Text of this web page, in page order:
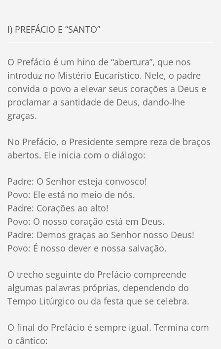
I) PREFÁCIO E “SANTO”
O Prefácio é um hino de “abertura”, que nos
introduz no Mistério Eucarístico. Nele, o padre
convida o povo a elevar seus corações a Deus e
proclamar a santidade de Deus, dando-lhe
graças.
No Prefácio, o Presidente sempre reza de braços
abertos. Ele inicia com o diálogo:
Padre: O Senhor esteja convosco!
Povo: Ele está no meio de nós.
Padre: Corações ao alto!
Povo: O nosso coração está em Deus.
Padre: Demos graças ao Senhor nosso Deus!
Povo: É nosso dever e nossa salvação.
O trecho seguinte do Prefácio compreende
algumas palavras próprias, dependendo do
Tempo Litúrgico ou da festa que se celebra.
O final do Prefácio é sempre igual. Termina com
o cântico: